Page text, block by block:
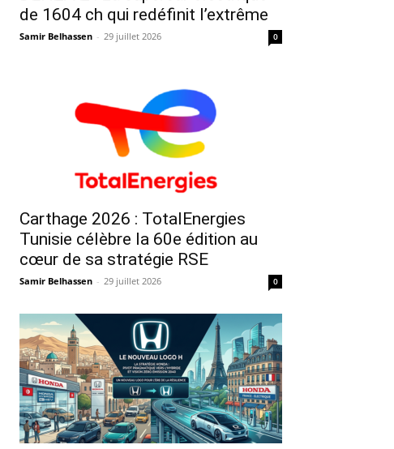
de 1604 ch qui redéfinit l’extrême
Samir Belhassen - 29 juillet 2026 0
Carthage 2026 : TotalEnergies
Tunisie célèbre la 60e édition au
cœur de sa stratégie RSE
Samir Belhassen - 29 juillet 2026 0